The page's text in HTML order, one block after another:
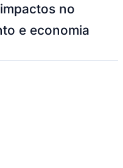
no
e economia